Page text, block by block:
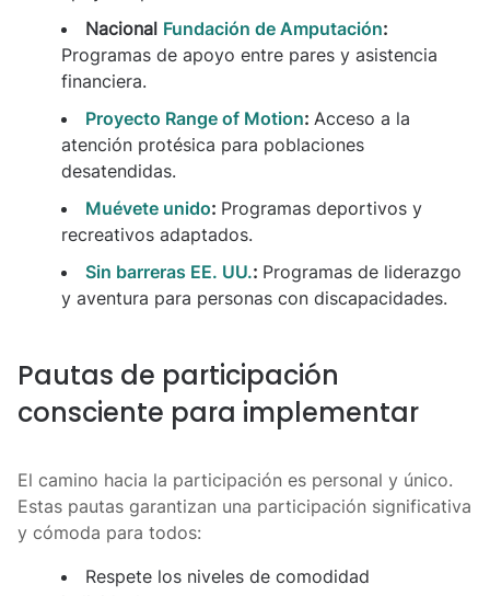
Nacional Fundación de Amputación:
Programas de apoyo entre pares y asistencia
financiera.
Proyecto Range of Motion: Acceso a la
atención protésica para poblaciones
desatendidas.
Muévete unido: Programas deportivos y
recreativos adaptados.
Sin barreras EE. UU.: Programas de liderazgo
y aventura para personas con discapacidades.
Pautas de participación
consciente para implementar
El camino hacia la participación es personal y único.
Estas pautas garantizan una participación significativa
y cómoda para todos:
Respete los niveles de comodidad